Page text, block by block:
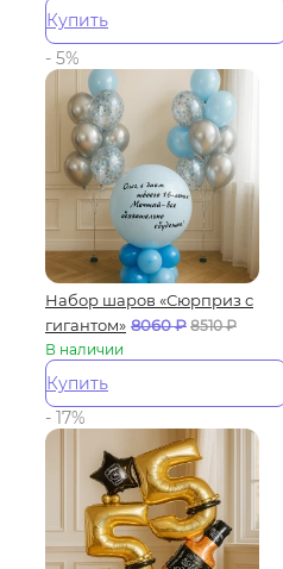
Купить
- 5%
Набор шаров «Сюрприз с
гигантом» 8060₽ 8510₽
В наличии
Купить
- 17%